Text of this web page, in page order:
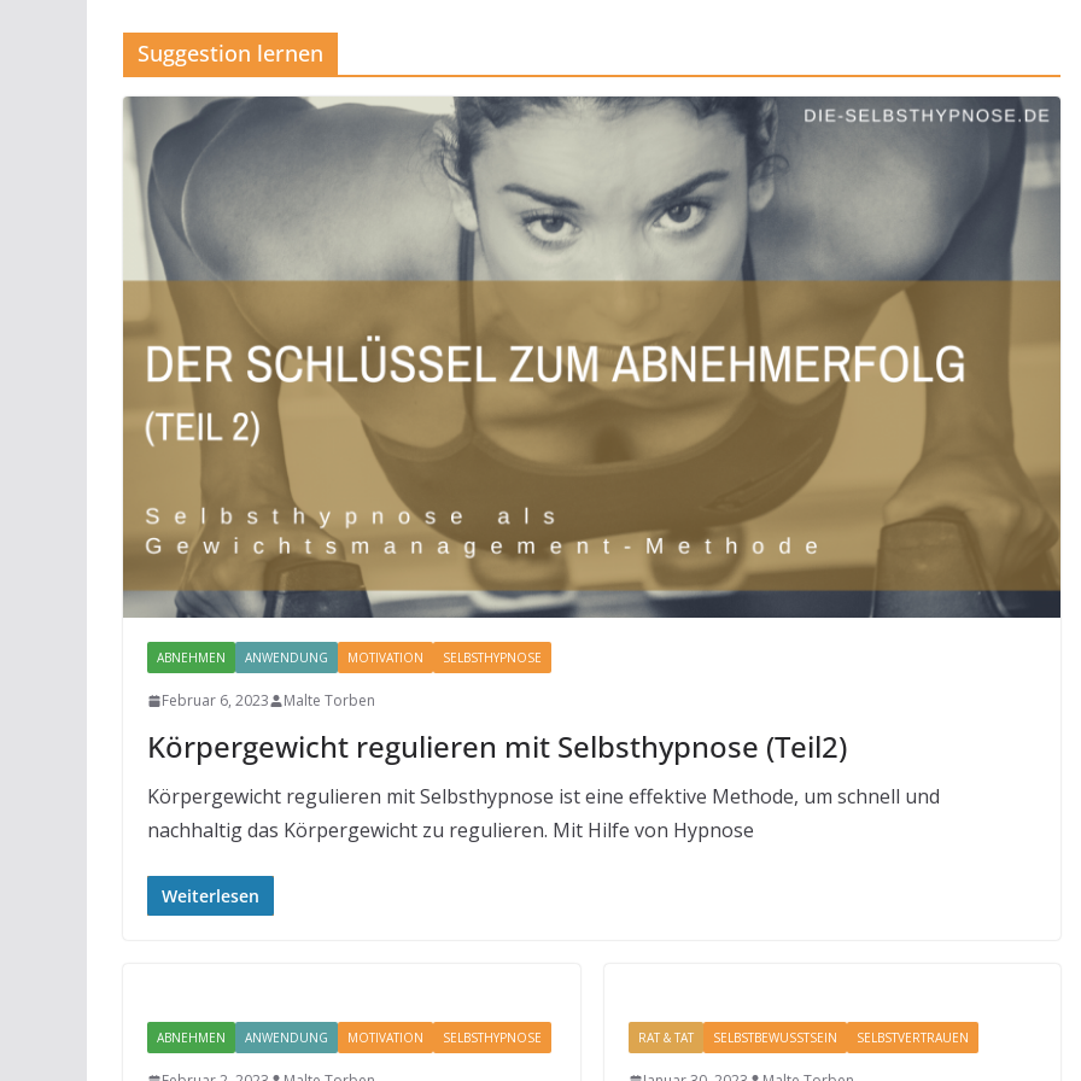
Suggestion lernen
ABNEHMEN ANWENDUNG MOTIVATION SELBSTHYPNOSE
Februar 6, 2023 Malte Torben
Körpergewicht regulieren mit Selbsthypnose (Teil2)
Körpergewicht regulieren mit Selbsthypnose ist eine effektive Methode, um schnell und
nachhaltig das Körpergewicht zu regulieren. Mit Hilfe von Hypnose
Weiterlesen
ABNEHMEN ANWENDUNG MOTIVATION SELBSTHYPNOSE RAT & TAT SELBSTBEWUSSTSEIN SELBSTVERTRAUEN